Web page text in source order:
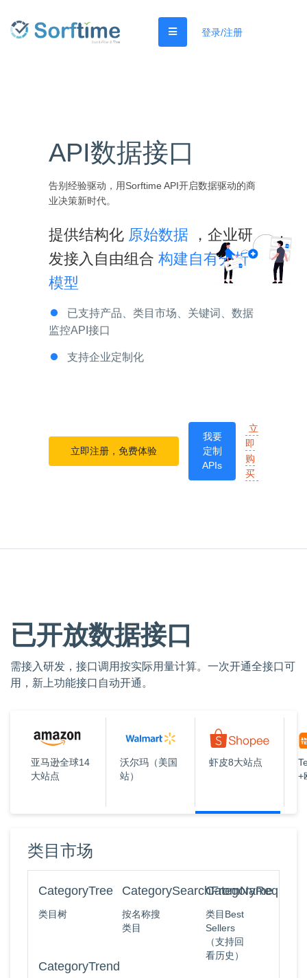
登录/注册
API数据接口
告别经验驱动，用Sorftime API开启数据驱动的商
业决策新时代。
提供结构化 原始数据
，企业研
发接入自由组合 构建自有分析
模型
已支持产品、类目市场、关键词、数据
监控API接口
支持企业定制化
立即注册，免费体验
我要
定制
APIs
立
即
购
买
已开放数据接口
需接入研发，接口调用按实际用量计算。一次开通全接口可
用，新上功能接口自动开通。
亚马逊全球14
大站点
沃尔玛（美国
站）
虾皮8大站点
+
类目市场
CategoryTree
类目树
CategorySearchFromName
按名称搜
类目
CategoryRequest
类目Best
Sellers
（支持回
看历史）
CategoryTrend